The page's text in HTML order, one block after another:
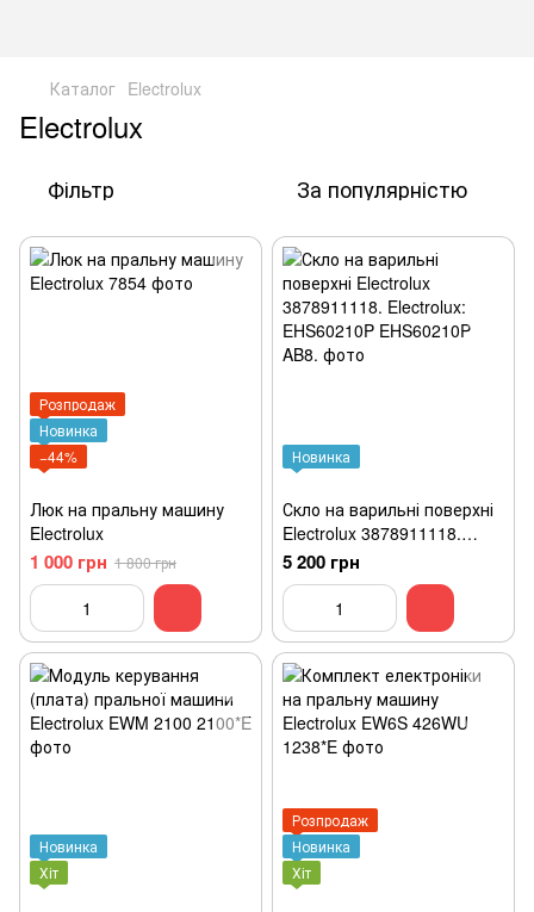
Каталог Electrolux
Electrolux
Фільтр За популярністю
Розпродаж
Новинка
−44%
Люк на пральну машину
Electrolux
1 000 грн 1 800 грн
Новинка
Скло на варильні поверхні
Electrolux 3878911118.
Electrolux: EHS60210P
5 200 грн
Новинка
Хіт
Розпродаж
Новинка
Хіт